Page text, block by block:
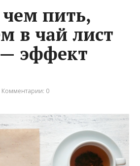
пить,
в чай лист
эффект
Комментарии: 0